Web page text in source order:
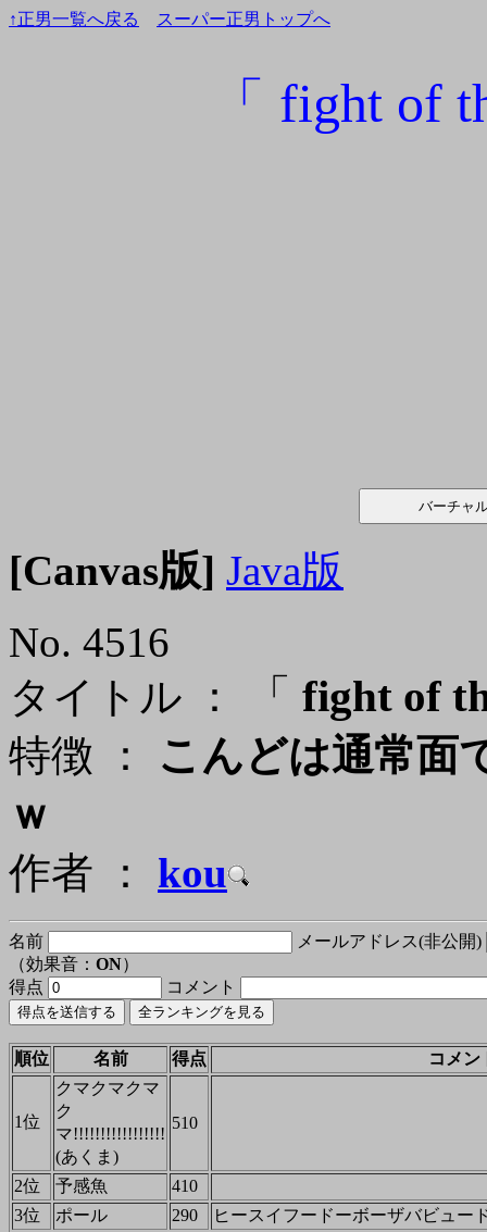
↑正男一覧へ戻る スーパー正男トップへ
「 fight of
[Canvas版] Java版
No. 4516
タイトル ：
「 fight of
特徴 ： こんどは通常面
ｗ
作者 ： kou
名前
メールアドレス(非公開)
（効果音： ON）
得点
コメント
順位 名前 得点 コメン
1位
クマクマクマ
ク
マ!!!!!!!!!!!!!!!!!
(あくま)
510
2位 予感魚
410
3位
ポール 290
ヒースイフードーボーザバビュー